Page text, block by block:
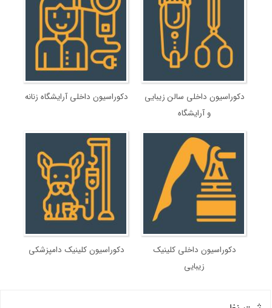
دکوراسیون داخلی سالن زیبایی
و آرایشگاه
دکوراسیون داخلی آرایشگاه زنانه
دکوراسیون داخلی کلینیک
زیبایی
دکوراسیون کلینیک دامپزشکی